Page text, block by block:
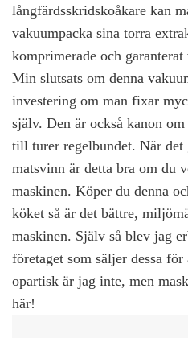
långfärdsskridskoåkare kan
vakuumpacka sina torra
komprimerade och garanterat
Min slutsats om denna
investering om man fixar
själv. Den är också kanon
till turer regelbundet. När
matsvinn är detta bra om du
maskinen. Köper du denna
köket så är det bättre,
maskinen. Själv så blev jag
företaget som säljer dessa för
opartisk är jag inte, men
här!